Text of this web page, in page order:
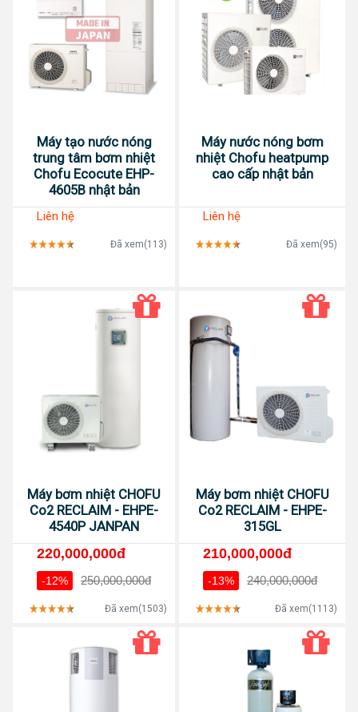
Máy tạo nước nóng
trung tâm bơm nhiệt
Chofu Ecocute EHP-
4605B nhật bản
Liên hệ
Đã xem(113)
Máy nước nóng bơm
nhiệt Chofu heatpump
cao cấp nhật bản
Liên hệ
Đã xem(95)
Máy bơm nhiệt CHOFU
Co2 RECLAIM - EHPE-
4540P JANPAN
220,000,000đ
-12% 250,000,000đ
Đã xem(1503)
Máy bơm nhiệt CHOFU
Co2 RECLAIM - EHPE-
315GL
210,000,000đ
-13% 240,000,000đ
Đã xem(1113)